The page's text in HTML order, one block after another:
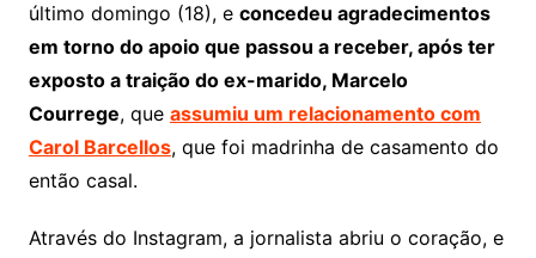
último domingo (18), e concedeu agradecimentos
em torno do apoio que passou a receber, após ter
exposto a traição do ex-marido, Marcelo
Courrege, que assumiu um relacionamento com
Carol Barcellos, que foi madrinha de casamento do
então casal.
Através do Instagram, a jornalista abriu o coração, e